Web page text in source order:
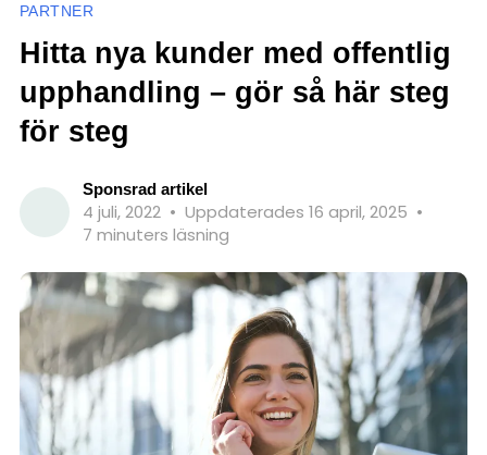
PARTNER
Hitta nya kunder med offentlig
upphandling – gör så här steg
för steg
Sponsrad artikel
4 juli, 2022 • Uppdaterades 16 april, 2025 •
7 minuters läsning